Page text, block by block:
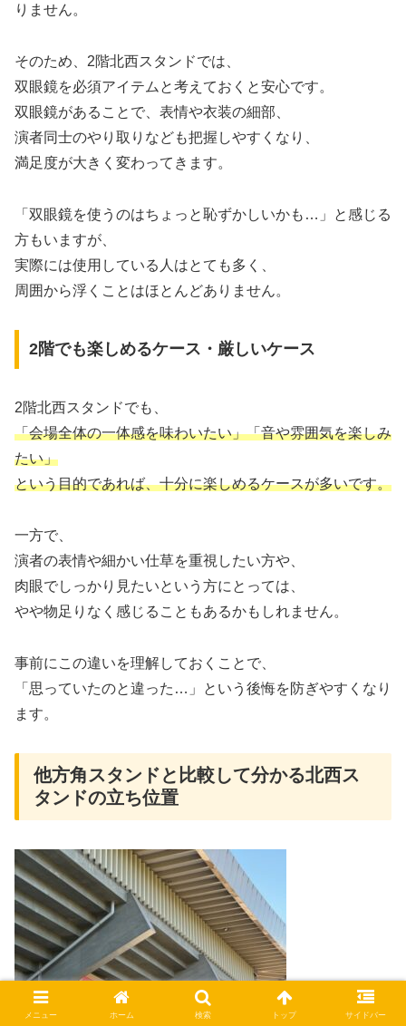
りません。
そのため、2階北西スタンドでは、
双眼鏡を必須アイテムと考えておくと安心です。
双眼鏡があることで、表情や衣装の細部、
演者同士のやり取りなども把握しやすくなり、
満足度が大きく変わってきます。
「双眼鏡を使うのはちょっと恥ずかしいかも…」と感じる
方もいますが、
実際には使用している人はとても多く、
周囲から浮くことはほとんどありません。
2階でも楽しめるケース・厳しいケース
2階北西スタンドでも、
「会場全体の一体感を味わいたい」「音や雰囲気を楽しみ
たい」
という目的であれば、十分に楽しめるケースが多いです。
一方で、
演者の表情や細かい仕草を重視したい方や、
肉眼でしっかり見たいという方にとっては、
やや物足りなく感じることもあるかもしれません。
事前にこの違いを理解しておくことで、
「思っていたのと違った…」という後悔を防ぎやすくなり
ます。
他方角スタンドと比較して分かる北西ス
タンドの立ち位置
メニュー ホーム 検索 トップ サイドバー